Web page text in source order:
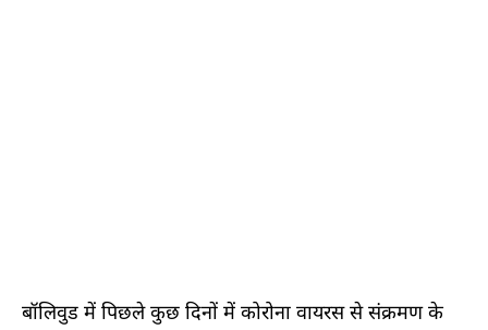
बॉलिवुड में पिछले कुछ दिनों में कोरोना वायरस से संक्रमण के